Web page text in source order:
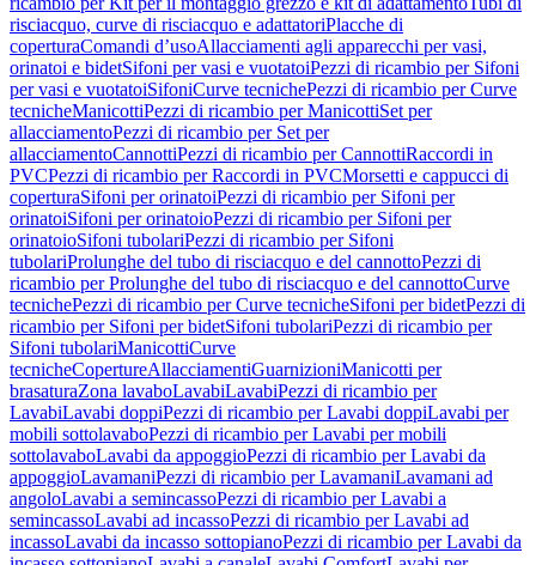
risciacquo, curve di risciacquo e adattatoriPlacche di
coperturaComandi d’usoAllacciamenti agli apparecchi per vasi,
orinatoi e bidetSifoni per vasi e vuotatoiPezzi di ricambio per Sifoni
per vasi e vuotatoiSifoniCurve tecnichePezzi di ricambio per Curve
tecnicheManicottiPezzi di ricambio per ManicottiSet per
allacciamentoPezzi di ricambio per Set per
allacciamentoCannottiPezzi di ricambio per CannottiRaccordi in
PVCPezzi di ricambio per Raccordi in PVCMorsetti e cappucci di
coperturaSifoni per orinatoiPezzi di ricambio per Sifoni per
orinatoiSifoni per orinatoioPezzi di ricambio per Sifoni per
orinatoioSifoni tubolariPezzi di ricambio per Sifoni
tubolariProlunghe del tubo di risciacquo e del cannottoPezzi di
ricambio per Prolunghe del tubo di risciacquo e del cannottoCurve
tecnichePezzi di ricambio per Curve tecnicheSifoni per bidetPezzi di
ricambio per Sifoni per bidetSifoni tubolariPezzi di ricambio per
Sifoni tubolariManicottiCurve
tecnicheCopertureAllacciamentiGuarnizioniManicotti per
brasaturaZona lavaboLavabiLavabiPezzi di ricambio per
LavabiLavabi doppiPezzi di ricambio per Lavabi doppiLavabi per
mobili sottolavaboPezzi di ricambio per Lavabi per mobili
sottolavaboLavabi da appoggioPezzi di ricambio per Lavabi da
appoggioLavamaniPezzi di ricambio per LavamaniLavamani ad
angoloLavabi a semincassoPezzi di ricambio per Lavabi a
semincassoLavabi ad incassoPezzi di ricambio per Lavabi ad
incassoLavabi da incasso sottopianoPezzi di ricambio per Lavabi da